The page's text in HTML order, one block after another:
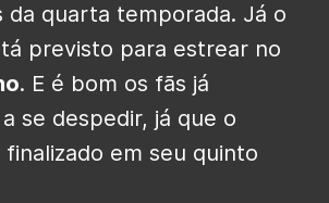
da quarta temporada. Já o
previsto para estrear no
. E é bom os fãs já
se despedir, já que o
em seu quinto